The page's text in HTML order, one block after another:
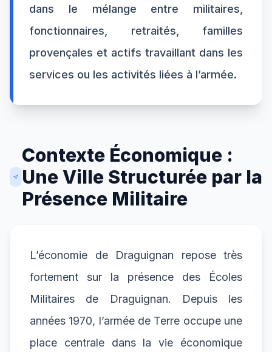
dans le mélange entre militaires,
fonctionnaires, retraités, familles
provençales et actifs travaillant dans les
services ou les activités liées à l’armée.
Contexte Économique :
Une Ville Structurée par la
Présence Militaire
L’économie de Draguignan repose très
fortement sur la présence des Écoles
Militaires de Draguignan. Depuis les
années 1970, l’armée de Terre occupe une
place centrale dans la vie économique